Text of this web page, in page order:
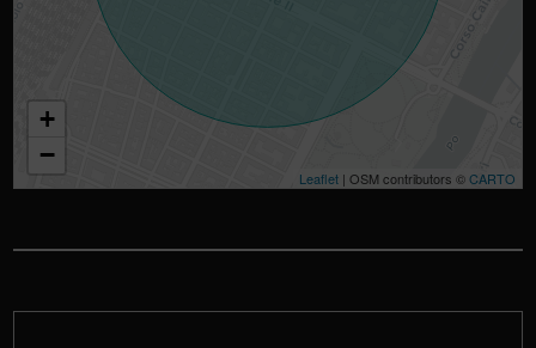
+
−
Leaflet| OSM contributors ©CARTO